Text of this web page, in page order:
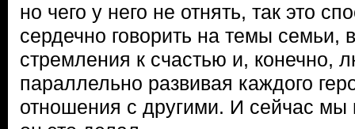
но чего у него не отнять, так это
сердечно говорить на темы семьи,
стремления к счастью и, конечно,
параллельно развивая каждого
отношения с другими. И сейчас